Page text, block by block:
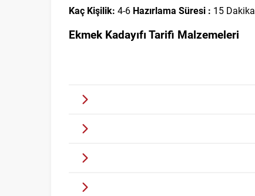
Kaç Kişilik: 4-6 Hazırlama Süresi : 15 Dakika
Ekmek Kadayıfı Tarifi Malzemeleri